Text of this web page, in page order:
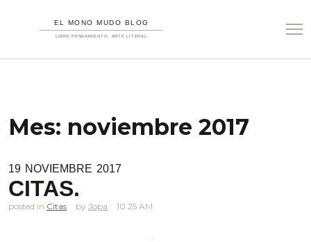
Mes: noviembre 2017
19 NOVIEMBRE 2017
CITAS.
posted in Citas Jopa 10.25 AM